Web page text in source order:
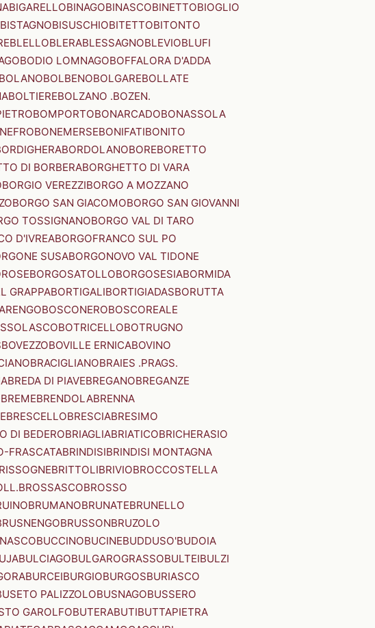
BIGARELLOBINAGOBINASCOBINETTOBIOGLIO
BISTAGNOBISUSCHIOBITETTOBITONTO
BLELLOBLERABLESSAGNOBLEVIOBLUFI
BODIO LOMNAGOBOFFALORA D'ADDA
BOLANOBOLBENOBOLGAREBOLLATE
BOLTIEREBOLZANO .BOZEN.
BOMPORTOBONARCADOBONASSOLA
BONEMERSEBONIFATIBONITO
BORDOLANOBOREBORETTO
DI BORBERABORGHETTO DI VARA
BORGIO VEREZZIBORGO A MOZZANO
BORGO SAN GIACOMOBORGO SAN GIOVANNI
TOSSIGNANOBORGO VAL DI TARO
D'IVREABORGOFRANCO SUL PO
SUSABORGONOVO VAL TIDONE
BORGOSATOLLOBORGOSESIABORMIDA
GRAPPABORTIGALIBORTIGIADASBORUTTA
BOSCONEROBOSCOREALE
BOTRICELLOBOTRUGNO
BOVEZZOBOVILLE ERNICABOVINO
BRACIGLIANOBRAIES .PRAGS.
BREDA DI PIAVEBREGANOBREGANZE
BREMEBRENDOLABRENNA
BRESCELLOBRESCIABRESIMO
DI BEDEROBRIAGLIABRIATICOBRICHERASIO
FRASCATABRINDISIBRINDISI MONTAGNA
BRITTOLIBRIVIOBROCCOSTELLA
BROSSASCOBROSSO
BRUMANOBRUNATEBRUNELLO
BRUSSONBRUZOLO
BUCCINOBUCINEBUDDUSO'BUDOIA
BULCIAGOBULGAROGRASSOBULTEIBULZI
BURCEIBURGIOBURGOSBURIASCO
PALIZZOLOBUSNAGOBUSSERO
GAROLFOBUTERABUTIBUTTAPIETRA